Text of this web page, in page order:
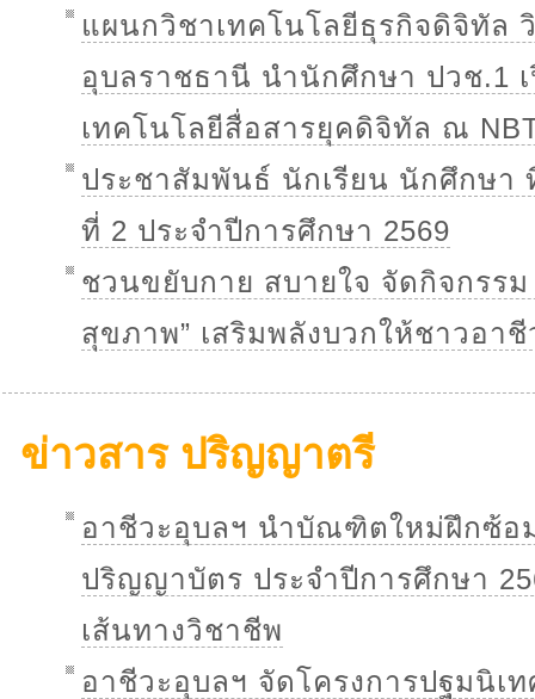
แผนกวิชาเทคโนโลยีธุรกิจดิจิทัล
อุบลราชธานี นำนักศึกษา ปวช.1
เทคโนโลยีสื่อสารยุคดิจิทัล ณ
ประชาสัมพันธ์ นักเรียน นักศึกษา
ที่ 2 ประจำปีการศึกษา 2569
ชวนขยับกาย สบายใจ จัดกิจกรร
สุขภาพ” เสริมพลังบวกให้ชาวอาชี
ข่าวสาร ปริญญาตรี
อาชีวะอุบลฯ นำบัณฑิตใหม่ฝึกซ้อ
ปริญญาบัตร ประจำปีการศึกษา
เส้นทางวิชาชีพ
อาชีวะอุบลฯ จัดโครงการปฐมนิเ